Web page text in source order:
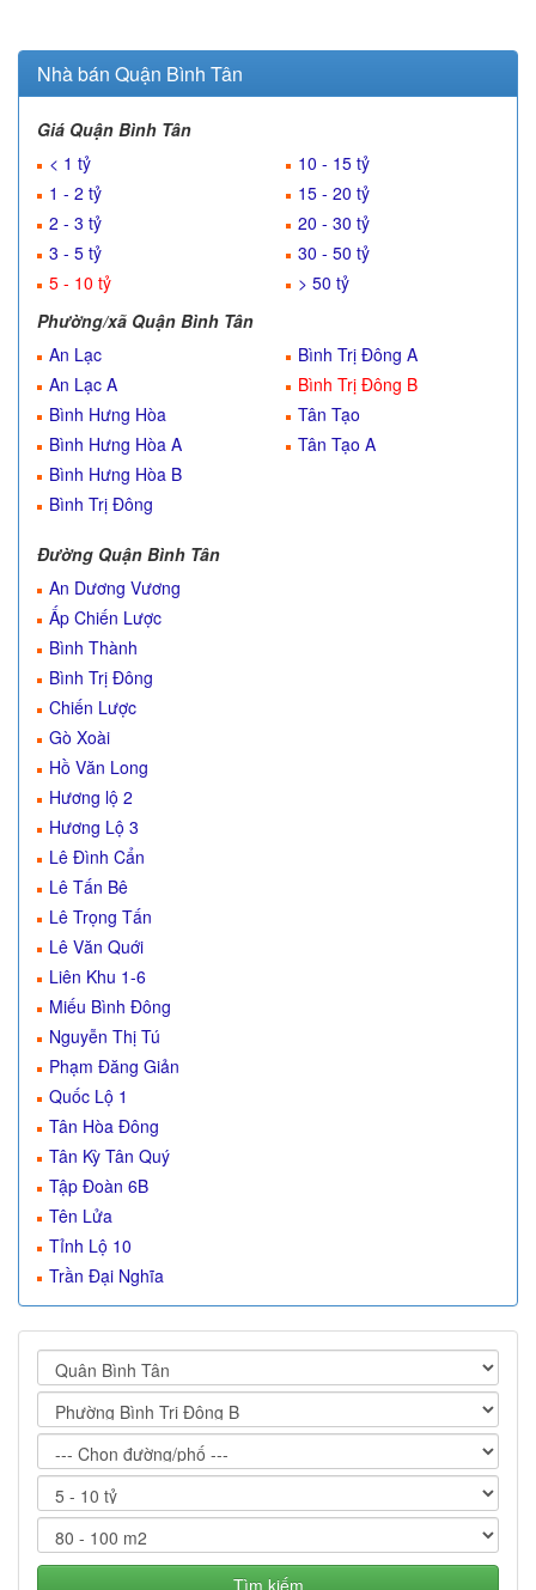
Nhà bán Quận Bình Tân
Giá Quận Bình Tân
< 1 tỷ
1 - 2 tỷ
2 - 3 tỷ
3 - 5 tỷ
5 - 10 tỷ
10 - 15 tỷ
15 - 20 tỷ
20 - 30 tỷ
30 - 50 tỷ
> 50 tỷ
Phường/xã Quận Bình Tân
An Lạc
An Lạc A
Bình Hưng Hòa
Bình Hưng Hòa A
Bình Hưng Hòa B
Bình Trị Đông
Bình Trị Đông A
Bình Trị Đông B
Tân Tạo
Tân Tạo A
Đường Quận Bình Tân
An Dương Vương
Ấp Chiến Lược
Bình Thành
Bình Trị Đông
Chiến Lược
Gò Xoài
Hồ Văn Long
Hương lộ 2
Hương Lộ 3
Lê Đình Cẩn
Lê Tấn Bê
Lê Trọng Tấn
Lê Văn Quới
Liên Khu 1-6
Miếu Bình Đông
Nguyễn Thị Tú
Phạm Đăng Giản
Quốc Lộ 1
Tân Hòa Đông
Tân Kỳ Tân Quý
Tập Đoàn 6B
Tên Lửa
Tỉnh Lộ 10
Trần Đại Nghĩa
Tìm kiếm